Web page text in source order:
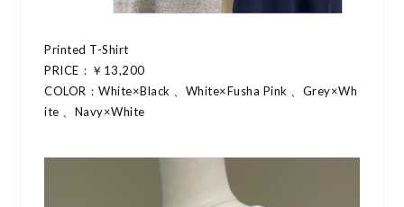
Printed T-Shirt
PRICE：￥13,200
COLOR：White×Black 、White×Fusha Pink 、Grey×Wh
ite 、Navy×White